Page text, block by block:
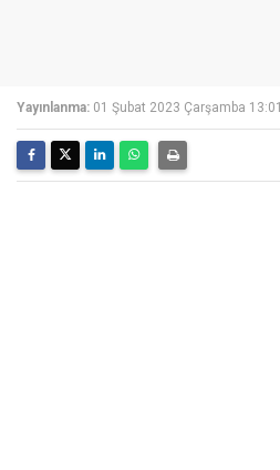
Yayınlanma: 01 Şubat 2023 Çarşamba 13:01